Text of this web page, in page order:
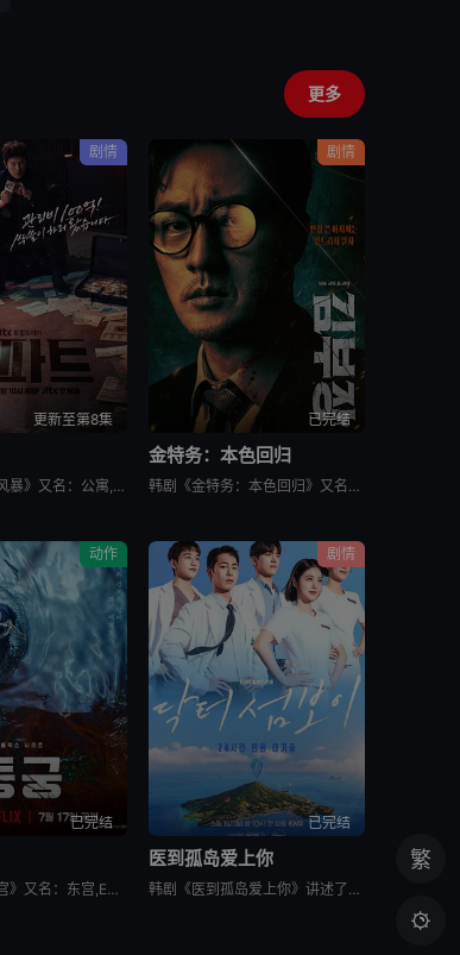
更多
剧情
更新至第8集
韩剧《公寓黑风暴》又名：公寓,The Apartment Job,아파트，讲述了：曾经的帮派老大急需现金，于是和有志成为律师的同伴合作，打算窃取住宅社区的储备基金，却意外揭开深藏的腐败真相。
剧情
已完结
金特务：本色回归
韩剧《金特务：本色回归》又名金部长,Agent Kim,김부장,金特务：本色回归，剧中主角金科长由苏志燮饰演。在剧中，金科长是敏智的父亲，也是一名朝鲜间谍。他被派去执行无数特别任务，包括17次朝鲜任务
动作
已完结
韩剧《鬼谜东宫》又名：东宫,East Palace,동궁，讲述了：讲述拥有穿梭于灵界能力的具天（南柱赫 饰）和能听见死者声音的宫女生姜（卢允瑞 饰）被王（曹承佑 饰）召见，以揭开笼罩在世子宫中的诅咒的
剧情
已完结
医到孤岛爱上你
韩剧《医到孤岛爱上你》讲述了，立志成为顶尖整形外科医生都志义（李宰旭 饰），同身世神秘的助理护士陆遐俐（辛叡恩 饰），在命运安排下被分配到与世隔绝、恶名昭彰的“平同岛”上工作。两个同样受伤的灵魂，在艰
繁
